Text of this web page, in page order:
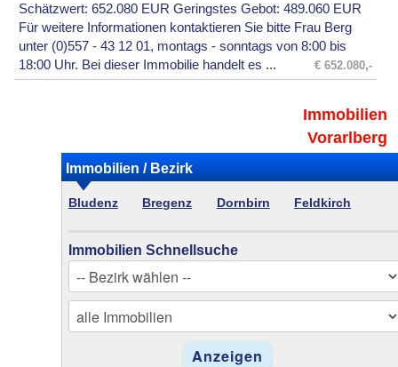
Schätzwert: 652.080 EUR Geringstes Gebot: 489.060 EUR
Für weitere Informationen kontaktieren Sie bitte Frau Berg
unter (0)557 - 43 12 01, montags - sonntags von 8:00 bis
18:00 Uhr. Bei dieser Immobilie handelt es ...
€ 652.080,-
Immobilien
Vorarlberg
Immobilien / Bezirk
Bludenz Bregenz Dornbirn Feldkirch
Immobilien Schnellsuche